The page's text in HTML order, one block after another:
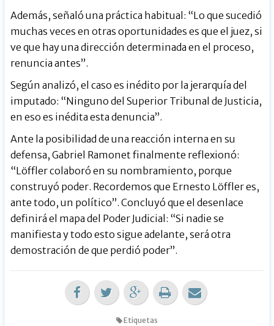
Además, señaló una práctica habitual: “Lo que sucedió
muchas veces en otras oportunidades es que el juez, si
ve que hay una dirección determinada en el proceso,
renuncia antes”.
Según analizó, el caso es inédito por la jerarquía del
imputado: “Ninguno del Superior Tribunal de Justicia,
en eso es inédita esta denuncia”.
Ante la posibilidad de una reacción interna en su
defensa, Gabriel Ramonet finalmente reflexionó:
“Löffler colaboró en su nombramiento, porque
construyó poder. Recordemos que Ernesto Löffler es,
ante todo, un político”. Concluyó que el desenlace
definirá el mapa del Poder Judicial: “Si nadie se
manifiesta y todo esto sigue adelante, será otra
demostración de que perdió poder”.
Etiquetas